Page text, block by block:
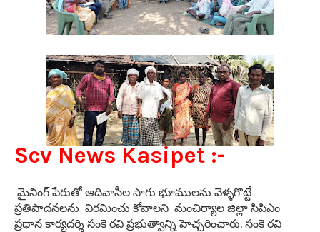
Scv News Kasipet :-
మైనింగ్ పేరుతో ఆదివాసీల సాగు భూములను వెళ్ళగొట్టే
ప్రతిపాదనలను విరమించు కోవాలని మంచిర్యాల జిల్లా సిపిఎం
ప్రధాన కార్యదర్శి సంకె రవి ప్రభుత్వాన్ని హెచ్చరించారు. సంకె రవి